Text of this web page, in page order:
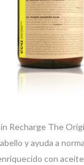
Recharge The
y ayuda a
con